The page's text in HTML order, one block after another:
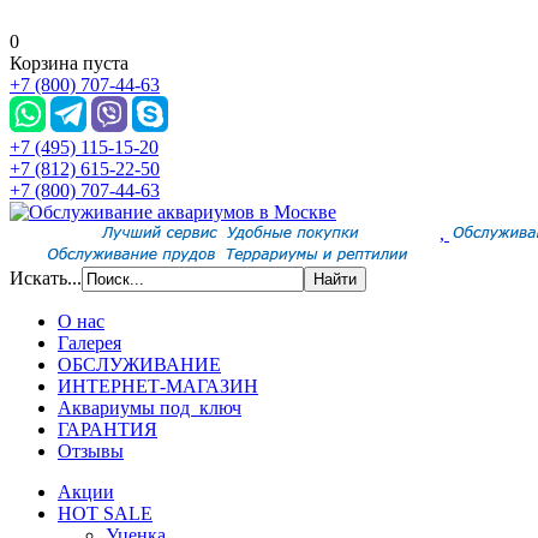
0
Корзина пуста
+7 (800) 707-44-63
+7 (495) 115-15-20
+7 (812) 615-22-50
+7 (800) 707-44-63
,
Искать...
О нас
Галерея
ОБСЛУЖИВАНИЕ
ИНТЕРНЕТ-МАГАЗИН
Аквариумы под ключ
ГАРАНТИЯ
Отзывы
Акции
HOT SALE